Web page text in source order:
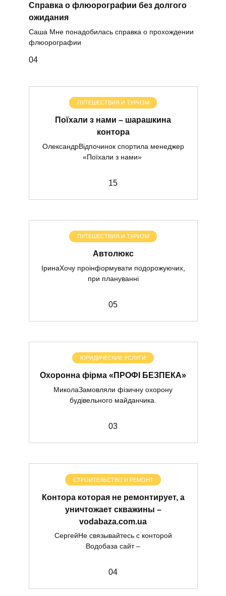
Справка о флюорографии без долгого
ожидания
Саша Мне понадобилась справка о прохождении
флюорографии
04
ПУТЕШЕСТВИЯ И ТУРИЗМ
Поїхали з нами – шарашкина
контора
ОлександрВідпочинок спортила менеджер
«Поїхали з нами»
15
ПУТЕШЕСТВИЯ И ТУРИЗМ
Автолюкс
ІринаХочу проінформувати подорожуючих,
при плануванні
05
ЮРИДИЧЕСКИЕ УСЛУГИ
Охоронна фірма «ПРОФІ БЕЗПЕКА»
МиколаЗамовляли фізичну охорону
будівельного майданчика.
03
СТРОИТЕЛЬСТВО И РЕМОНТ
Контора которая не ремонтирует, а
уничтожает скважины –
vodabaza.com.ua
СергейНе связывайтесь с конторой
Водобаза сайт –
04